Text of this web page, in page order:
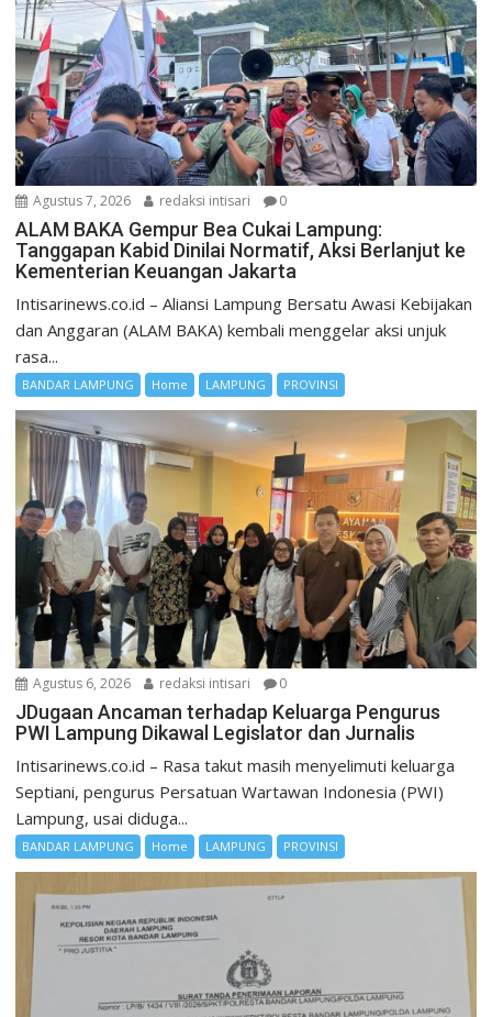
Agustus 7, 2026 redaksi intisari 0
ALAM BAKA Gempur Bea Cukai Lampung:
Tanggapan Kabid Dinilai Normatif, Aksi Berlanjut ke
Kementerian Keuangan Jakarta
Intisarinews.co.id – Aliansi Lampung Bersatu Awasi Kebijakan
dan Anggaran (ALAM BAKA) kembali menggelar aksi unjuk
rasa...
BANDAR LAMPUNG Home LAMPUNG PROVINSI
Agustus 6, 2026 redaksi intisari 0
JDugaan Ancaman terhadap Keluarga Pengurus
PWI Lampung Dikawal Legislator dan Jurnalis
Intisarinews.co.id – Rasa takut masih menyelimuti keluarga
Septiani, pengurus Persatuan Wartawan Indonesia (PWI)
Lampung, usai diduga...
BANDAR LAMPUNG Home LAMPUNG PROVINSI